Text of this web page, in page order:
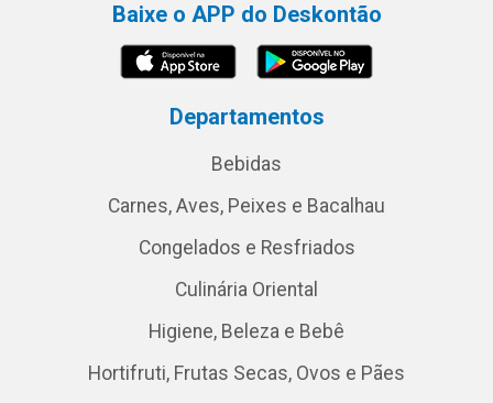
Baixe o APP do Deskontão
Departamentos
Bebidas
Carnes, Aves, Peixes e Bacalhau
Congelados e Resfriados
Culinária Oriental
Higiene, Beleza e Bebê
Hortifruti, Frutas Secas, Ovos e Pães